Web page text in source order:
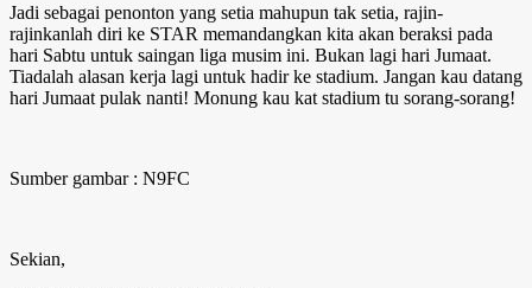
Jadi sebagai penonton yang setia mahupun tak setia, rajin-
rajinkanlah diri ke STAR memandangkan kita akan beraksi pada
hari Sabtu untuk saingan liga musim ini. Bukan lagi hari Jumaat.
Tiadalah alasan kerja lagi untuk hadir ke stadium. Jangan kau datang
hari Jumaat pulak nanti! Monung kau kat stadium tu sorang-sorang!
Sumber gambar : N9FC
Sekian,